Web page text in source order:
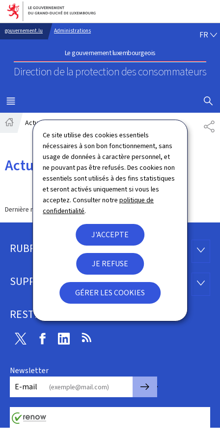
Ce site utilise des cookies essentiels
nécessaires à son bon fonctionnement, sans
usage de données à caractère personnel, et
ne pouvant pas être refusés. Des cookies non
essentiels sont utilisés à des fins statistiques
et seront activés uniquement si vous les
acceptez. Consulter notrepolitique de
confidentialité.
J'ACCEPTE
JE REFUSE
GÉRER LES COOKIES
Aller au menu principal
Aller au contenu
gouvernement.lu Administrations
Le gouvernement luxembourgeois
Direction de la protection des consommateurs
FR
MENU
PRINCIPAL
Actualités
Actualités
Dernière modification le12.09.2024
Pied
page
RUBRIQUES
SUPPORT
RESTEZ CONNECTÉ
Twitter FacebookLinkedin
Newsletter
E-mail
🡒